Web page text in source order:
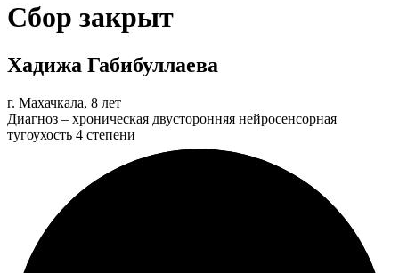
Сбор закрыт
Хадижа Габибуллаева
г. Махачкала, 8 лет
Диагноз – хроническая двусторонняя нейросенсорная
тугоухость 4 степени